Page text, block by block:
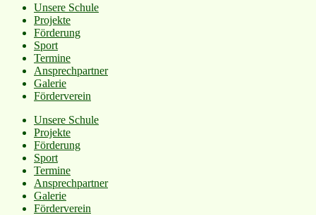
Unsere Schule
Projekte
Förderung
Sport
Termine
Ansprechpartner
Galerie
Förderverein
Unsere Schule
Projekte
Förderung
Sport
Termine
Ansprechpartner
Galerie
Förderverein